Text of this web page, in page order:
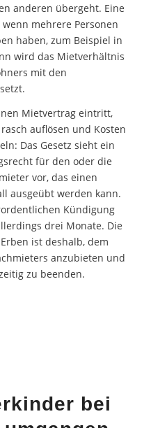
anderen übergeht. Eine
mehrere Personen
haben, zum Beispiel in
wird das Mietverhältnis
mit den
Mietvertrag eintritt,
auflösen und Kosten
Das Gesetz sieht ein
für den oder die
vor, das einen
ausgeübt werden kann.
Kündigung
drei Monate. Die
ist deshalb, dem
anzubieten und
zu beenden.
bei